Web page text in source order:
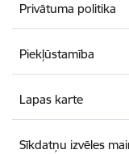
Privātuma politika
Piekļūstamība
Lapas karte
Sīkdatņu izvēles